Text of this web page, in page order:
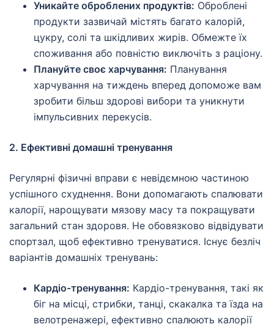
Уникайте оброблених продуктів: Оброблені
продукти зазвичай містять багато калорій,
цукру, солі та шкідливих жирів. Обмежте їх
споживання або повністю виключіть з раціону.
Плануйте своє харчування: Планування
харчування на тиждень вперед допоможе вам
зробити більш здорові вибори та уникнути
імпульсивних перекусів.
2. Ефективні домашні тренування
Регулярні фізичні вправи є невідємною частиною
успішного схуднення. Вони допомагають спалювати
калорії, нарощувати мязову масу та покращувати
загальний стан здоровя. Не обовязково відвідувати
спортзал, щоб ефективно тренуватися. Існує безліч
варіантів домашніх тренувань:
Кардіо-тренування: Кардіо-тренування, такі як
біг на місці, стрибки, танці, скакалка та їзда на
велотренажері, ефективно спалюють калорії